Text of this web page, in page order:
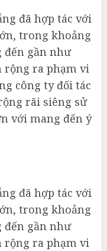
đã hợp tác với
trong khoảng
đến gần như
rộng ra phạm vi
công ty đối tác
rãi siêng sử
với mang đến ý
đã hợp tác với
trong khoảng
đến gần như
rộng ra phạm vi